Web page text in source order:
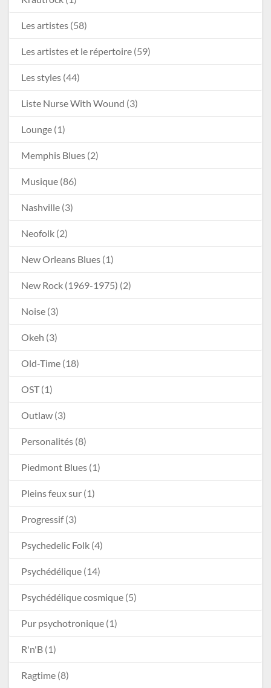
Les artistes (58)
Les artistes et le répertoire (59)
Les styles (44)
Liste Nurse With Wound (3)
Lounge (1)
Memphis Blues (2)
Musique (86)
Nashville (3)
Neofolk (2)
New Orleans Blues (1)
New Rock (1969-1975) (2)
Noise (3)
Okeh (3)
Old-Time (18)
OST(1)
Outlaw (3)
Personalités (8)
Piedmont Blues (1)
Pleins feux sur (1)
Progressif(3)
Psychedelic Folk (4)
Psychédélique (14)
Psychédélique cosmique (5)
Pur psychotronique (1)
R'n'B (1)
Ragtime (8)